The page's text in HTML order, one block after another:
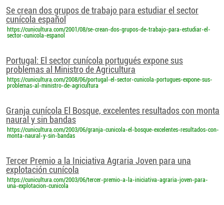
Se crean dos grupos de trabajo para estudiar el sector
cunícola español
https://cunicultura.com/2001/08/se-crean-dos-grupos-de-trabajo-para-estudiar-el-
sector-cunicola-espanol
Portugal: El sector cunícola portugués expone sus
problemas al Ministro de Agricultura
https://cunicultura.com/2008/06/portugal-el-sector-cunicola-portugues-expone-sus-
problemas-al-ministro-de-agricultura
Granja cunícola El Bosque, excelentes resultados con monta
naural y sin bandas
https://cunicultura.com/2003/06/granja-cunicola-el-bosque-excelentes-resultados-con-
monta-naural-y-sin-bandas
Tercer Premio a la Iniciativa Agraria Joven para una
explotación cunícola
https://cunicultura.com/2003/06/tercer-premio-a-la-iniciativa-agraria-joven-para-
una-explotacion-cunicola